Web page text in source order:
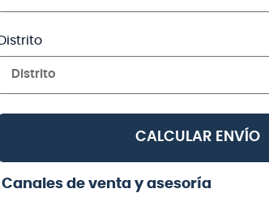
Distrito
Distrito
CALCULAR ENVÍO
Canales de venta y asesoría